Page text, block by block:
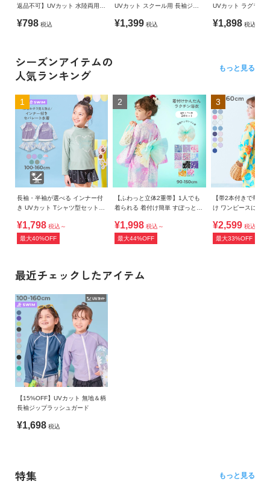
返品不可】UVカット 水陸両用
ド
¥798 税込
UVカット スクール用 長袖ジッ
¥1,399 税込
UVカット ラグラン
¥1,898 税込
シーズンアイテムの
人気ランキング
もっと見る
1
長袖・半袖が選べる インナー付
き UVカット Tシャツ型セットア
¥1,798 税込～
最大40%OFF
2
【ふわっと立体2重帯】1人でも
着られる 着付け簡単 すぽっと
¥1,998 税込～
最大44%OFF
3
【帯2本付きで華や
け ワンピースにも
¥2,599 税込～
最大33%OFF
最近チェックしたアイテム
【15%OFF】UVカット 無地＆柄
長袖ジップラッシュガード
¥1,698 税込
特集 もっと見る